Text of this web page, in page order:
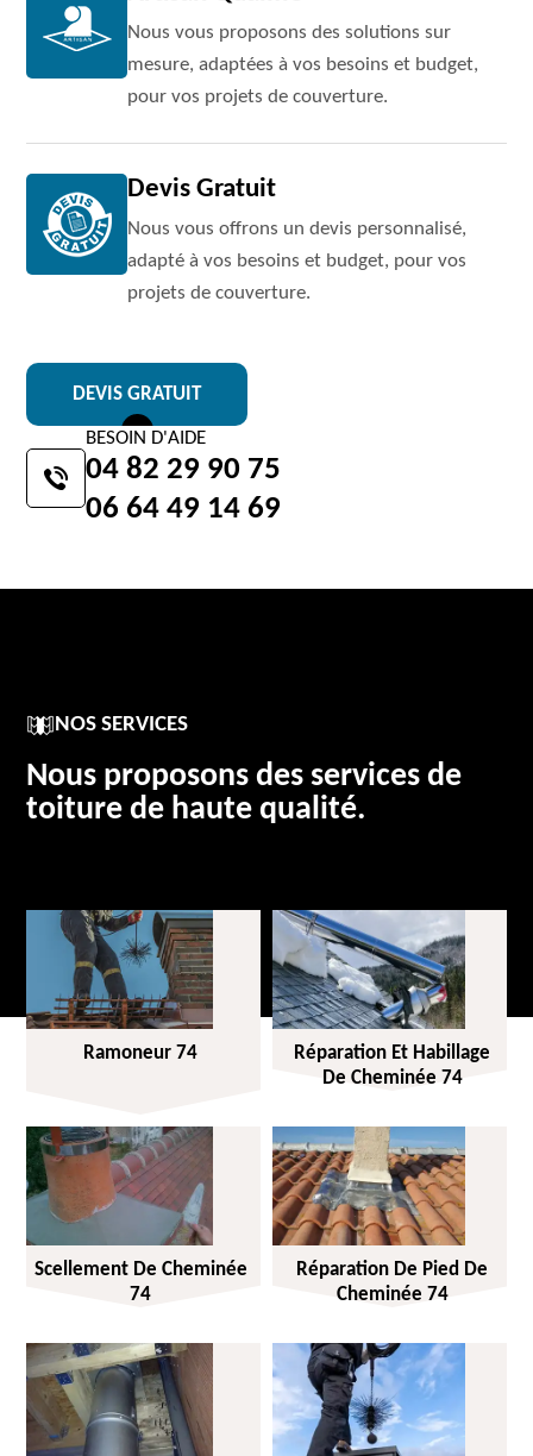
Nous vous proposons des solutions sur
mesure, adaptées à vos besoins et budget,
pour vos projets de couverture.
Devis Gratuit
Nous vous offrons un devis personnalisé,
adapté à vos besoins et budget, pour vos
projets de couverture.
DEVIS GRATUIT
BESOIN D'AIDE
04 82 29 90 75
06 64 49 14 69
NOS SERVICES
Nous proposons des services de
toiture de haute qualité.
Ramoneur 74
Réparation Et Habillage
De Cheminée 74
Scellement De Cheminée
74
Réparation De Pied De
Cheminée 74